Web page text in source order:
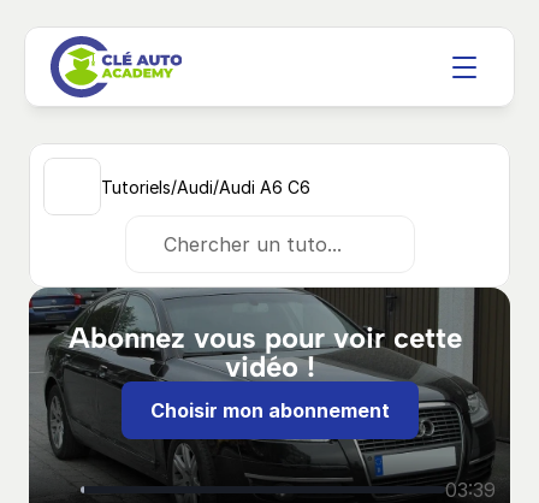
Tutoriels/Audi/Audi A6 C6
Chercher un tuto...
Choisir mon abonnement
Abonnez vous pour voir cette
vidéo !
03:39